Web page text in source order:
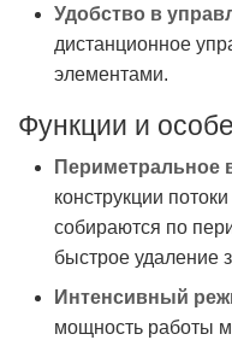
Удобство в
дистанционное
элементами.
Функции и
Периметральное
конструкции
собираются по
быстрое удаление
Интенсивный
мощность работы